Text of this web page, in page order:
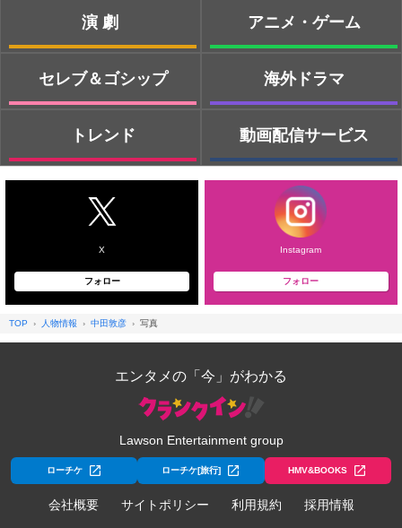
演劇
セレブ＆ゴシップ
トレンド
アニメ・ゲーム
海外ドラマ
動画配信サービス
X
フォロー
Instagram
フォロー
TOP 人物情報 中田敦彦 写真
エンタメの「今」がわかる
Lawson Entertainment group
ローチケ ローチケ[旅行] HMV&BOOKS
会社概要 サイトポリシー 利用規約 採用情報